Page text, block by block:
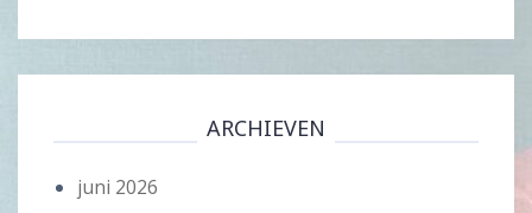
ARCHIEVEN
juni 2026